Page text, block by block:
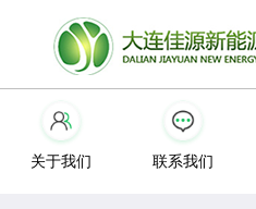
关于我们 联系我们